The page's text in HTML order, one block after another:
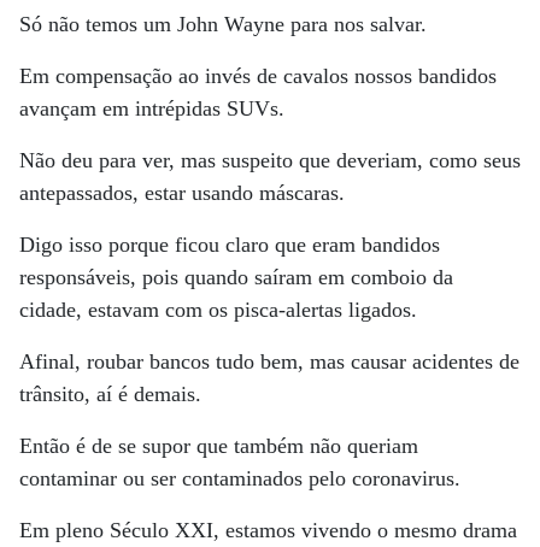
Só não temos um John Wayne para nos salvar.
Em compensação ao invés de cavalos nossos bandidos
avançam em intrépidas SUVs.
Não deu para ver, mas suspeito que deveriam, como seus
antepassados, estar usando máscaras.
Digo isso porque ficou claro que eram bandidos
responsáveis, pois quando saíram em comboio da
cidade, estavam com os pisca-alertas ligados.
Afinal, roubar bancos tudo bem, mas causar acidentes de
trânsito, aí é demais.
Então é de se supor que também não queriam
contaminar ou ser contaminados pelo coronavirus.
Em pleno Século XXI, estamos vivendo o mesmo drama